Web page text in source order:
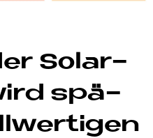
So­lar­
spä­